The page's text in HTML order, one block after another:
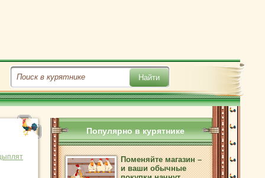
Популярно в курятнике
Поменяйте магазин –
и ваши обычные